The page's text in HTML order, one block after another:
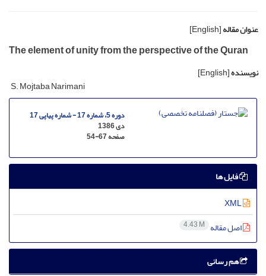
عنوان مقاله[English]
The element of unity from the perspective of the Quran
نویسنده[English]
S. Mojtaba Narimani
دوره 5، شماره 17 - شماره پیاپی 17
دی 1386
صفحه54-67
فایل ها
اصل مقاله 4.43 M
هم رسانی